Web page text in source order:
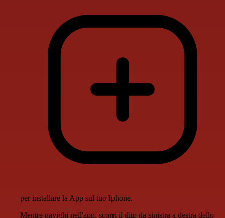
per installare la App sul tuo Iphone.
Mentre navighi nell'app, scorri il dito da sinistra a destra dello